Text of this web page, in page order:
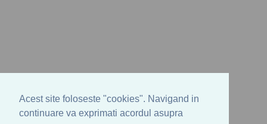
Acest site foloseste "cookies". Navigand in
continuare va exprimati acordul asupra